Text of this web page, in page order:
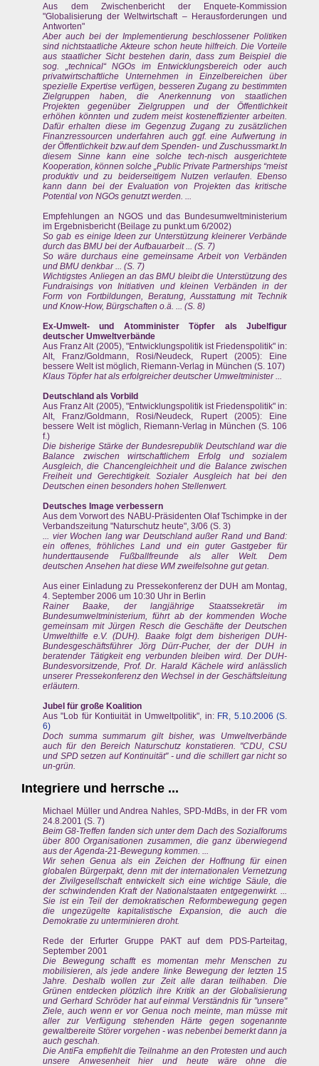
Aus dem Zwischenbericht der Enquete-Kommission
"Globalisierung der Weltwirtschaft – Herausforderungen und
Antworten"
Aber auch bei der Implementierung beschlossener Politiken
sind nichtstaatliche Akteure schon heute hilfreich. Die Vorteile
aus staatlicher Sicht bestehen darin, dass zum Beispiel die
sog. „technical“ NGOs im Entwicklungsbereich oder auch
privatwirtschaftliche Unternehmen in Einzelbereichen über
spezielle Expertise verfügen, besseren Zugang zu bestimmten
Zielgruppen haben, die Anerkennung von staatlichen
Projekten gegenüber Zielgruppen und der Öffentlichkeit
erhöhen könnten und zudem meist kosteneffizienter arbeiten.
Dafür erhalten diese im Gegenzug Zugang zu zusätzlichen
Finanzressourcen underfahren auch ggf. eine Aufwertung in
der Öffentlichkeit bzw.auf dem Spenden- und Zuschussmarkt.In
diesem Sinne kann eine solche tech-nisch ausgerichtete
Kooperation, können solche „Public Private Partnerships “meist
produktiv und zu beiderseitigem Nutzen verlaufen. Ebenso
kann dann bei der Evaluation von Projekten das kritische
Potential von NGOs genutzt werden. ...
Empfehlungen an NGOS und das Bundesumweltministerium
im Ergebnisbericht (Beilage zu punkt.um 6/2002)
So gab es einige Ideen zur Unterstützung kleinerer Verbände
durch das BMU bei der Aufbauarbeit ... (S. 7)
So wäre durchaus eine gemeinsame Arbeit von Verbänden
und BMU denkbar ... (S. 7)
Wichtigstes Anliegen an das BMU bleibt die Unterstützung des
Fundraisings von Initiativen und kleinen Verbänden in der
Form von Fortbildungen, Beratung, Ausstattung mit Technik
und Know-How, Bürgschaften o.ä. ... (S. 8)
Ex-Umwelt- und Atomminister Töpfer als Jubelfigur
deutscher Umweltverbände
Aus Franz Alt (2005), "Entwicklungspolitik ist Friedenspolitik" in:
Alt, Franz/Goldmann, Rosi/Neudeck, Rupert (2005): Eine
bessere Welt ist möglich, Riemann-Verlag in München (S. 107)
Klaus Töpfer hat als erfolgreicher deutscher Umweltminister ...
Deutschland als Vorbild
Aus Franz Alt (2005), "Entwicklungspolitik ist Friedenspolitik" in:
Alt, Franz/Goldmann, Rosi/Neudeck, Rupert (2005): Eine
bessere Welt ist möglich, Riemann-Verlag in München (S. 106
f.)
Die bisherige Stärke der Bundesrepublik Deutschland war die
Balance zwischen wirtschaftlichem Erfolg und sozialem
Ausgleich, die Chancengleichheit und die Balance zwischen
Freiheit und Gerechtigkeit. Sozialer Ausgleich hat bei den
Deutschen einen besonders hohen Stellenwert.
Deutsches Image verbessern
Aus dem Vorwort des NABU-Präsidenten Olaf Tschimpke in der
Verbandszeitung "Naturschutz heute", 3/06 (S. 3)
... vier Wochen lang war Deutschland außer Rand und Band:
ein offenes, fröhliches Land und ein guter Gastgeber für
hunderttausende Fußballfreunde als aller Welt. Dem
deutschen Ansehen hat diese WM zweifelsohne gut getan.
Aus einer Einladung zu Pressekonferenz der DUH am Montag,
4. September 2006 um 10:30 Uhr in Berlin
Rainer Baake, der langjährige Staatssekretär im
Bundesumweltministerium, führt ab der kommenden Woche
gemeinsam mit Jürgen Resch die Geschäfte der Deutschen
Umwelthilfe e.V. (DUH). Baake folgt dem bisherigen DUH-
Bundesgeschäftsführer Jörg Dürr-Pucher, der der DUH in
beratender Tätigkeit eng verbunden bleiben wird. Der DUH-
Bundesvorsitzende, Prof. Dr. Harald Kächele wird anlässlich
unserer Pressekonferenz den Wechsel in der Geschäftsleitung
erläutern.
Jubel für große Koalition
Aus "Lob für Kontiuität in Umweltpolitik", in: FR, 5.10.2006 (S.
6)
Doch summa summarum gilt bisher, was Umweltverbände
auch für den Bereich Naturschutz konstatieren. "CDU, CSU
und SPD setzen auf Kontinuität" - und die schillert gar nicht so
un-grün.
Integriere und herrsche ...
Michael Müller und Andrea Nahles, SPD-MdBs, in der FR vom
24.8.2001 (S. 7)
Beim G8-Treffen fanden sich unter dem Dach des Sozialforums
über 800 Organisationen zusammen, die ganz überwiegend
aus der Agenda-21-Bewegung kommen. ...
Wir sehen Genua als ein Zeichen der Hoffnung für einen
globalen Bürgerpakt, denn mit der internationalen Vernetzung
der Zivilgesellschaft entwickelt sich eine wichtige Säule, die
der schwindenden Kraft der Nationalstaaten entgegenwirkt. ...
Sie ist ein Teil der demokratischen Reformbewegung gegen
die ungezügelte kapitalistische Expansion, die auch die
Demokratie zu unterminieren droht.
Rede der Erfurter Gruppe PAKT auf dem PDS-Parteitag,
September 2001
Die Bewegung schafft es momentan mehr Menschen zu
mobilisieren, als jede andere linke Bewegung der letzten 15
Jahre. Deshalb wollen zur Zeit alle daran teilhaben. Die
Grünen entdecken plötzlich ihre Kritik an der Globalisierung
und Gerhard Schröder hat auf einmal Verständnis für "unsere"
Ziele, auch wenn er vor Genua noch meinte, man müsse mit
aller zur Verfügung stehenden Härte gegen sogenannte
gewaltbereite Störer vorgehen - was nebenbei bemerkt dann ja
auch geschah.
Die AntiFa empfiehlt die Teilnahme an den Protesten und auch
unsere Anwesenheit hier und heute wäre ohne die